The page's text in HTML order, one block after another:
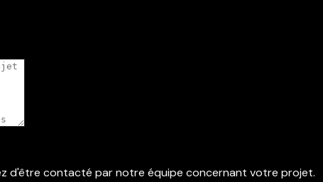
d'être contacté par notre équipe concernant votre projet.